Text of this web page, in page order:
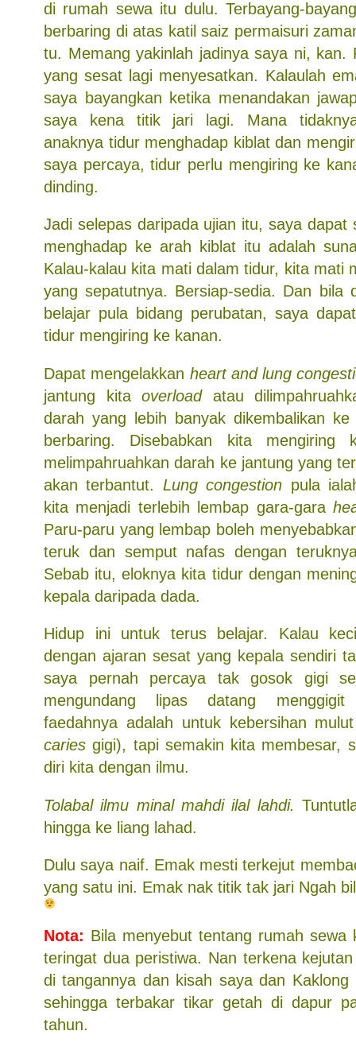
di rumah sewa itu dulu. Terbayang-
berbaring di atas katil saiz permaisuri
tu. Memang yakinlah jadinya saya ni, kan.
yang sesat lagi menyesatkan. Kalaulah
saya bayangkan ketika menandakan
saya kena titik jari lagi. Mana
anaknya tidur menghadap kiblat dan
saya percaya, tidur perlu mengiring ke
dinding.
Jadi selepas daripada ujian itu, saya dapat
menghadap ke arah kiblat itu adalah
Kalau-kalau kita mati dalam tidur, kita mati
yang sepatutnya. Bersiap-sedia. Dan bila
belajar pula bidang perubatan, saya
tidur mengiring ke kanan.
Dapat mengelakkan heart and lung
jantung kita overloadatau
darah yang lebih banyak dikembalikan
berbaring. Disebabkan kita mengiring
melimpahruahkan darah ke jantung yang
akan terbantut. Lung congestion pula
kita menjadi terlebih lembap gara-gara
Paru-paru yang lembap boleh
teruk dan semput nafas dengan
Sebab itu, eloknya kita tidur dengan
kepala daripada dada.
Hidup ini untuk terus belajar. Kalau
dengan ajaran sesat yang kepala sendiri
saya pernah percaya tak gosok gigi
mengundang lipas datang
faedahnya adalah untuk kebersihan
caries gigi), tapi semakin kita membesar,
diri kita dengan ilmu.
Tolabal ilmu minal mahdi ilal lahdi.
hingga ke liang lahad.
Dulu saya naif. Emak mesti terkejut
yang satu ini. Emak nak titik tak jari Ngah
Nota: Bila menyebut tentang rumah sewa
teringat dua peristiwa. Nan terkena
di tangannya dan kisah saya dan Kaklong
sehingga terbakar tikar getah di dapur
tahun.